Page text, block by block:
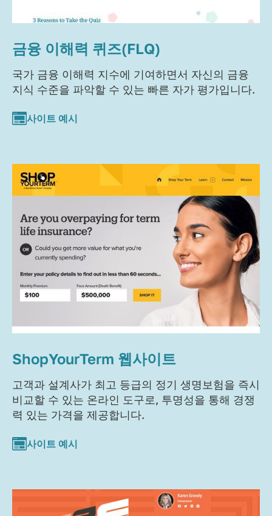
금융 이해력 퀴즈(FLQ)
국가 금융 이해력 지수에 기여하면서 자신의 금융
지식 수준을 파악할 수 있는 빠른 자가 평가입니다.
사이트 예시
ShopYourTerm 웹사이트
고객과 설계사가 최고 등급의 정기 생명보험을 즉시
비교할 수 있는 온라인 도구로, 투명성을 통해 경쟁
력 있는 가격을 제공합니다.
사이트 예시